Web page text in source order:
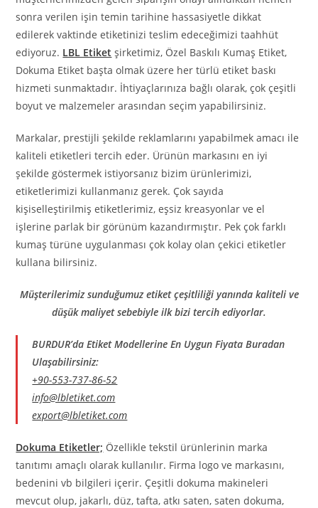
sonra verilen işin temin tarihine hassasiyetle dikkat
edilerek vaktinde etiketinizi teslim edeceğimizi taahhüt
ediyoruz. LBL Etiket şirketimiz, Özel Baskılı Kumaş Etiket,
Dokuma Etiket başta olmak üzere her türlü etiket baskı
hizmeti sunmaktadır. İhtiyaçlarınıza bağlı olarak, çok çeşitli
boyut ve malzemeler arasından seçim yapabilirsiniz.
Markalar, prestijli şekilde reklamlarını yapabilmek amacı ile
kaliteli etiketleri tercih eder. Ürünün markasını en iyi
şekilde göstermek istiyorsanız bizim ürünlerimizi,
etiketlerimizi kullanmanız gerek. Çok sayıda
kişiselleştirilmiş etiketlerimiz, eşsiz kreasyonlar ve el
işlerine parlak bir görünüm kazandırmıştır. Pek çok farklı
kumaş türüne uygulanması çok kolay olan çekici etiketler
kullana bilirsiniz.
Müşterilerimiz sunduğumuz etiket çeşitliliği yanında kaliteli ve
düşük maliyet sebebiyle ilk bizi tercih ediyorlar.
BURDUR’da Etiket Modellerine En Uygun Fiyata Buradan
Ulaşabilirsiniz:
+90-553-737-86-52
info@lbletiket.com
export@lbletiket.com
Dokuma Etiketler; Özellikle tekstil ürünlerinin marka
tanıtımı amaçlı olarak kullanılır. Firma logo ve markasını,
bedenini vb bilgileri içerir. Çeşitli dokuma makineleri
mevcut olup, jakarlı, düz, tafta, atkı saten, saten dokuma,